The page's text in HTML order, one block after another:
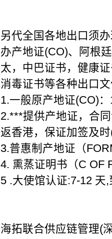
另代全国各地出口须
办产地证(CO)、阿根
太，中巴证书，健康
消毒证书等各种出口
1.一般原产地证(CO)
2.***提供产地证，合
返香港，保证加签及
3.普惠制产地证（
4. 熏蒸证明书（C OF
5 .大使馆认证:7-12 天
海拓联合供应链管理(